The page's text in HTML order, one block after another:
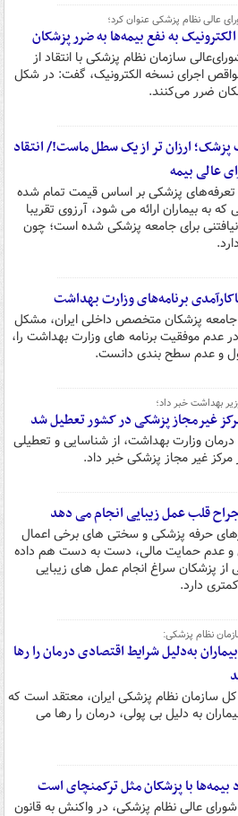
عالی نظام پزشکی عنوان کرد؛
به نفع بیمه‌ها به ضرر پزشکان
سازمان نظام پزشکی با انتقاد از
اجرای نسخه الکترونیک، گفت: در شکل
ضرر می‌کنند.
ارزان تر از یک سطل ماست!/ انتقاد
عالی بیمه
تعرفه‌های پزشکی بر اساس قیمت تمام شده
که به بیماران ارائه می شود، آرزوی تقریبا
برای جامعه پزشکی شده است؛ چون
برنامه‌های وزارت بهداشت
پزشکان متخصص داخلی ایران، مشکل
عدم موفقیت برنامه های وزارت بهداشت را،
و عدم سطح بندی دانست.
بهداشت خبر داد؛
وزارت بهداشت، از شناسایی و تعطیلی
قلب عمل زیبایی انجام می دهد
حرفه پزشکی و سختی های برخی اعمال
و عدم حمایت مالی، دست به دست هم داده
از پزشکان سراغ انجام عمل های زیبایی
دارد.
نظام پزشکی:
به‌دلیل شرایط اقتصادی درمان را رها
سازمان نظام پزشکی ایران، معتقد است که
به دلیل بی پولی، درمان را رها می
بیمه‌ها با پزشکان مثل ترکمنچای است
عالی نظام پزشکی، در واکنش به قانون